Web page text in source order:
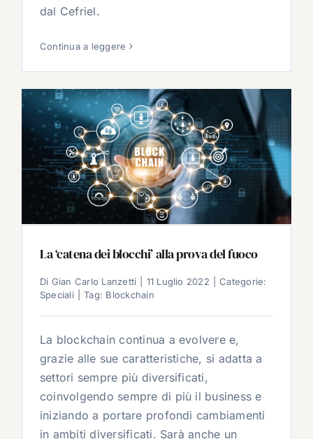
dal Cefriel.
Continua a leggere
La ‘catena dei blocchi’ alla prova del fuoco
Di Gian Carlo Lanzetti 11 Luglio 2022
Categorie:
Speciali
Tag: Blockchain
La blockchain continua a evolvere e,
grazie alle sue caratteristiche, si adatta a
settori sempre più diversificati,
coinvolgendo sempre di più il business e
iniziando a portare profondi cambiamenti
in ambiti diversificati. Sarà anche un